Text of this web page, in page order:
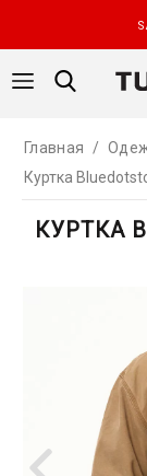
Главная /
Куртка
КУРТКА